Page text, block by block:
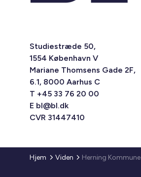
Studiestræde 50,
1554 København V
Mariane Thomsens Gade 2F,
6.1, 8000 Aarhus C
T +45 33 76 20 00
E bl@bl.dk
CVR 31447410
Hjem Viden Herning Kommune